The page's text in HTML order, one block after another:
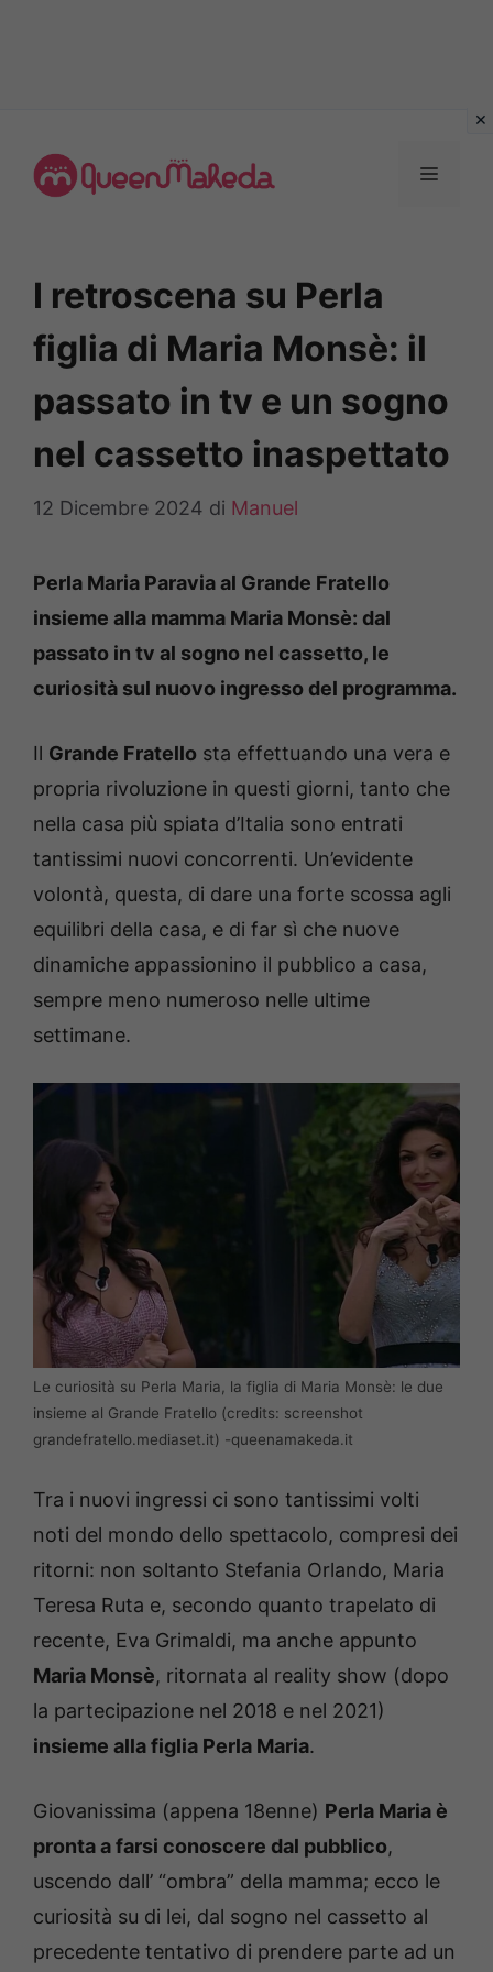
contenuto
MENU
I retroscena su Perla
figlia di Maria Monsè: il
passato in tv e un sogno
nel cassetto inaspettato
12 Dicembre 2024 di Manuel
Perla Maria Paravia al Grande Fratello
insieme alla mamma Maria Monsè: dal
passato in tv al sogno nel cassetto, le
curiosità sul nuovo ingresso del programma.
Il Grande Fratello sta effettuando una vera e
propria rivoluzione in questi giorni, tanto che
nella casa più spiata d’Italia sono entrati
tantissimi nuovi concorrenti. Un’evidente
volontà, questa, di dare una forte scossa agli
equilibri della casa, e di far sì che nuove
dinamiche appassionino il pubblico a casa,
sempre meno numeroso nelle ultime
settimane.
Le curiosità su Perla Maria, la figlia di Maria Monsè: le due
insieme al Grande Fratello (credits: screenshot
grandefratello.mediaset.it) -queenamakeda.it
Tra i nuovi ingressi ci sono tantissimi volti
noti del mondo dello spettacolo, compresi dei
ritorni: non soltanto Stefania Orlando, Maria
Teresa Ruta e, secondo quanto trapelato di
recente, Eva Grimaldi, ma anche appunto
Maria Monsè, ritornata al reality show (dopo
la partecipazione nel 2018 e nel 2021)
insieme alla figlia Perla Maria.
Giovanissima (appena 18enne) Perla Maria è
pronta a farsi conoscere dal pubblico,
uscendo dall’ “ombra” della mamma; ecco le
curiosità su di lei, dal sogno nel cassetto al
precedente tentativo di prendere parte ad un